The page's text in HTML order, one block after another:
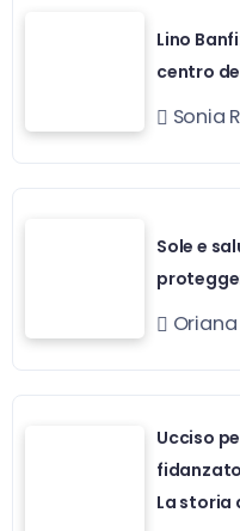
Lino
centro
Sonia
Sole e
Ucciso
La storia